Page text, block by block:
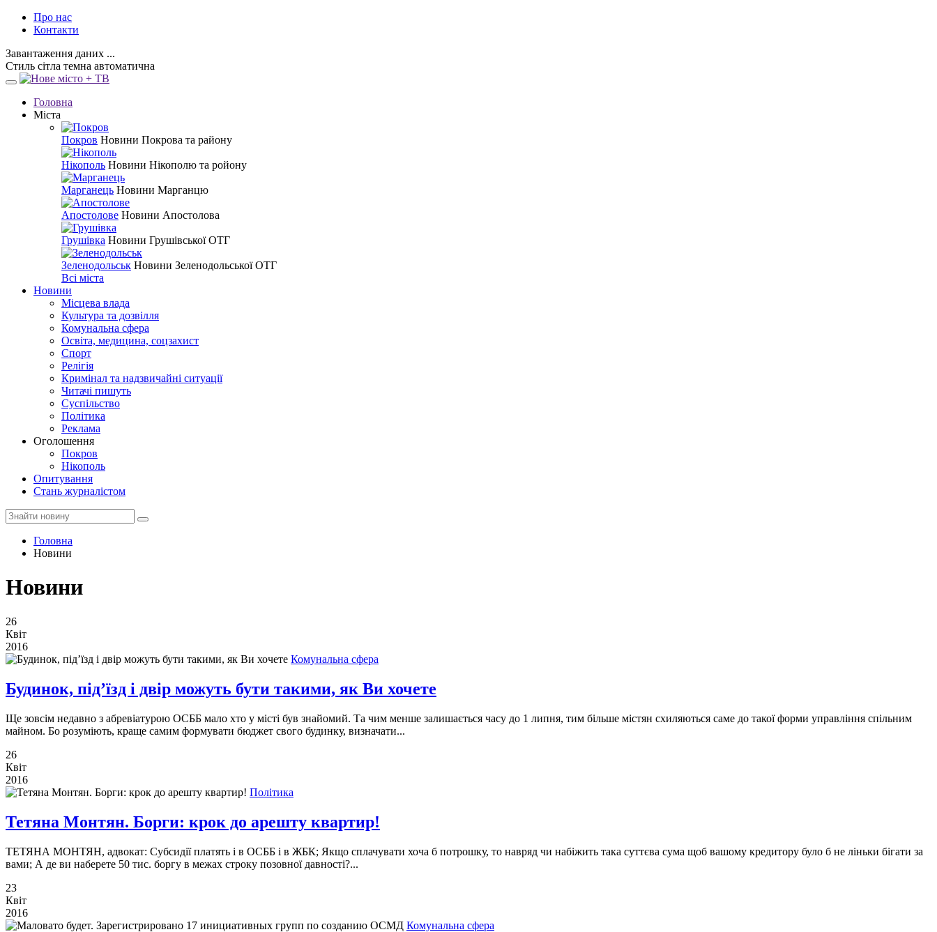
Про нас
Контакти
Завантаження даних ...
Стиль сітла темна автоматична
Головна
Міста
Покров Новини Покрова та району
Нікополь Новини Нікополю та ройону
Марганець Новини Марганцю
Апостолове Новини Апостолова
Грушівка Новини Грушівської ОТГ
Зеленодольськ Новини Зеленодольської ОТГ
Всі міста
Новини
Місцева влада
Культура та дозвілля
Комунальна сфера
Освіта, медицина, соцзахист
Спорт
Релігія
Кримінал та надзвичайні ситуації
Читачі пишуть
Суспільство
Політика
Реклама
Оголошення
Покров
Нікополь
Опитування
Стань журналістом
Головна
Новини
Новини
26
Квіт
2016
Комунальна сфера
Будинок, під’їзд і двір можуть бути такими, як Ви хочете
Ще зовсім недавно з абревіатурою ОСББ мало хто у місті був знайомий. Та чим менше залишається часу до 1 липня, тим більше містян схиляються саме до такої форми управління спільним
майном. Бо розуміють, краще самим формувати бюджет свого будинку, визначати...
26
Квіт
2016
Політика
Тетяна Монтян. Борги: крок до арешту квартир!
ТЕТЯНА МОНТЯН, адвокат: Субсидії платять і в ОСББ і в ЖБК; Якщо сплачувати хоча б потрошку, то навряд чи набіжить така суттєва сума щоб вашому кредитору було б не ліньки бігати за
вами; А де ви наберете 50 тис. боргу в межах строку позовної давності?...
23
Квіт
2016
Комунальна сфера